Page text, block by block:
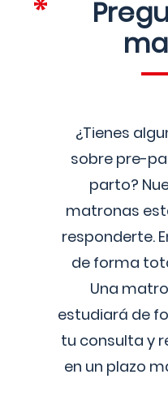
¿Tienes
sobre pre-
parto?
matronas
responderte.
de forma
Una
estudiará de
tu consulta y
en un plazo